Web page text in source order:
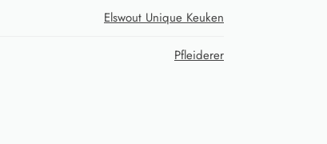
Elswout Unique Keuken
Pfleiderer